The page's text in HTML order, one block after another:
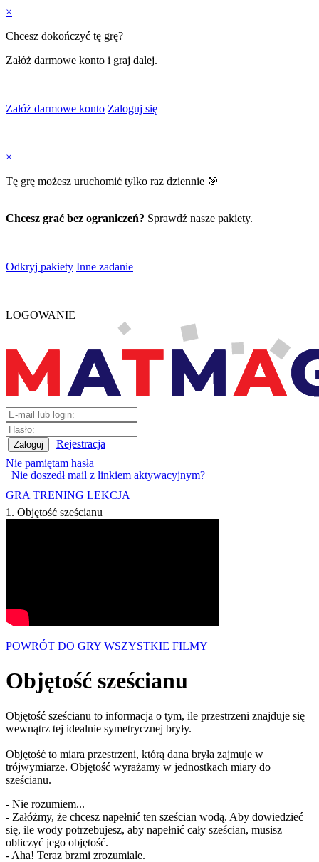
×
Chcesz dokończyć tę grę?
Załóż darmowe konto i graj dalej.
Załóż darmowe konto Zaloguj się
×
Tę grę możesz uruchomić tylko raz dziennie 🎯
Chcesz grać bez ograniczeń? Sprawdź nasze pakiety.
Odkryj pakiety Inne zadanie
LOGOWANIE
Rejestracja
Nie pamiętam hasła
Nie doszedł mail z linkiem aktywacyjnym?
GRA TRENING LEKCJA
1. Objętość sześcianu
POWRÓT DO GRY WSZYSTKIE FILMY
Objętość sześcianu
Objętość sześcianu to informacja o tym, ile przestrzeni znajduje się
wewnątrz tej idealnie symetrycznej bryły.
Objętość to miara przestrzeni, którą dana bryła zajmuje w
trójwymiarze. Objętość wyrażamy w jednostkach miary do
sześcianu.
- Nie rozumiem...
- Załóżmy, że chcesz napełnić ten sześcian wodą. Aby dowiedzieć
się, ile wody potrzebujesz, aby napełnić cały sześcian, musisz
obliczyć jego objętość.
- Aha! Teraz brzmi zrozumiale.